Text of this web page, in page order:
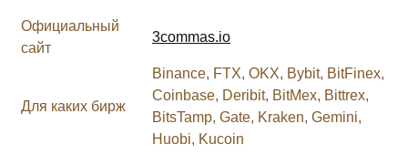
Официальный
сайт
3commas.io
Для каких бирж
Binance, FTX, OKX, Bybit, BitFinex,
Coinbase, Deribit, BitMex, Bittrex,
BitsTamp, Gate, Kraken, Gemini,
Huobi, Kucoin